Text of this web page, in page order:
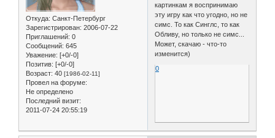
Откуда: Санкт-Петербург
Зарегистрирован: 2006-07-22
Приглашений: 0
Сообщений: 645
Уважение: [+0/-0]
Позитив: [+0/-0]
Возраст: 40 [1986-02-11]
Провел на форуме:
Не определено
Последний визит:
2011-07-24 20:55:19
картинкам я воспринимаю
эту игру как что угодно, но не
симс. То как Синглс, то как
Обливу, но только не симс...
Может, скачаю - что-то
изменится)
0